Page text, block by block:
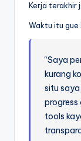
Kerja terakhir
Waktu itu gue
“Saya
kurang
situ
progress
tools